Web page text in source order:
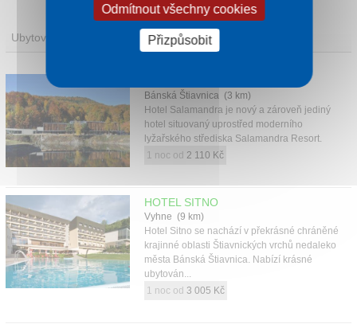
Ubytování
Bánská Štiavnica (3 km)
Hotel Salamandra je nový a zároveň jediný
hotel situovaný uprostřed moderního
lyžařského střediska Salamandra Resort.
1 noc od 2 110 Kč
HOTEL SITNO
Vyhne (9 km)
Hotel Sitno se nachází v překrásné chráněné
krajinné oblasti Štiavnických vrchů nedaleko
města Bánská Štiavnica. Nabízí krásné
ubytován...
1 noc od 3 005 Kč
Odmítnout všechny cookies
Přizpůsobit